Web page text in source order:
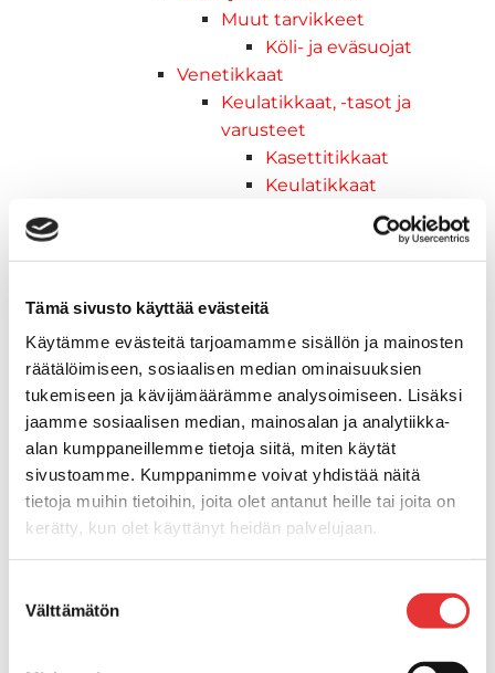
Tämä sivusto käyttää evästeitä
Käytämme evästeitä tarjoamamme sisällön ja mainosten
räätälöimiseen, sosiaalisen median ominaisuuksien
tukemiseen ja kävijämäärämme analysoimiseen. Lisäksi
jaamme sosiaalisen median, mainosalan ja analytiikka-
alan kumppaneillemme tietoja siitä, miten käytät
sivustoamme. Kumppanimme voivat yhdistää näitä
tietoja muihin tietoihin, joita olet antanut heille tai joita on
kerätty, kun olet käyttänyt heidän palvelujaan.
valinta
Välttämätön
Muut tarvikkeet
Köli- ja eväsuojat
Venetikkaat
Keulatikkaat, -tasot ja
varusteet
Kasettitikkaat
Keulatikkaat
Kaidevaijerit, -verkot ja
varusteet
Keulakaiteet ja
kaidepylväät
Kansiluukut, ikkunat ja verhot
Luukut, hyttysverkot ja
rullaverhot
Hyttysverkot